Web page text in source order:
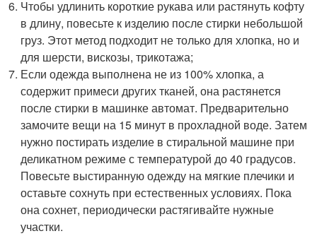
Чтобы удлинить короткие рукава или растянуть кофту
в длину, повесьте к изделию после стирки небольшой
груз. Этот метод подходит не только для хлопка, но и
для шерсти, вискозы, трикотажа;
Если одежда выполнена не из 100% хлопка, а
содержит примеси других тканей, она растянется
после стирки в машинке автомат. Предварительно
замочите вещи на 15 минут в прохладной воде. Затем
нужно постирать изделие в стиральной машине при
деликатном режиме с температурой до 40 градусов.
Повесьте выстиранную одежду на мягкие плечики и
оставьте сохнуть при естественных условиях. Пока
она сохнет, периодически растягивайте нужные
участки.